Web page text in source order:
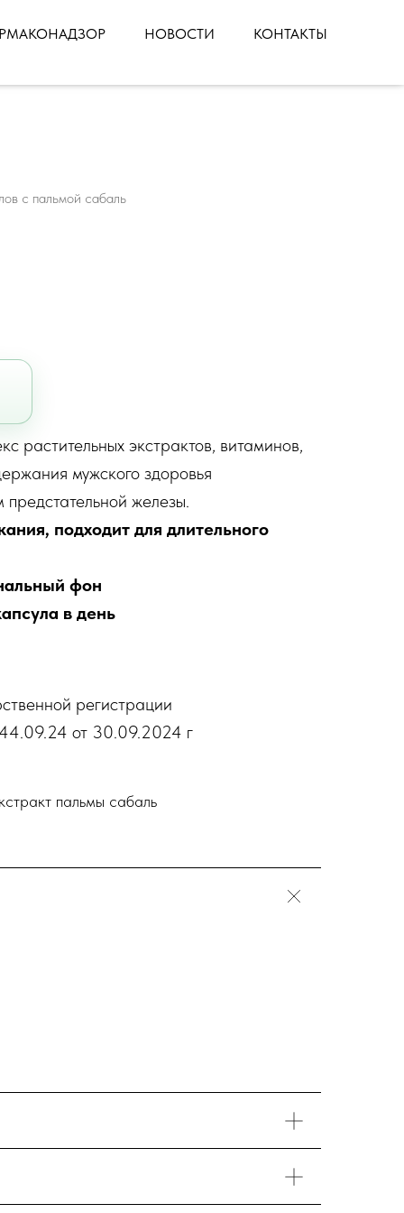
КОНТАКТЫ
НОВОСТИ
с пальмой сабаль
растительных экстрактов, витаминов,
мужского здоровья
железы.
подходит для длительного
фон
в день
регистрации
от 30.09.2024 г
пальмы сабаль